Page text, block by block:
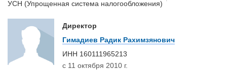
УСН (Упрощенная система налогообложения)
Директор
Гимадиев Радик Рахимзянович
ИНН 160111965213
с 11 октября 2010 г.